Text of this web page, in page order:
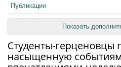
Публикации
Показать
Студенты-герценовцы
насыщенную